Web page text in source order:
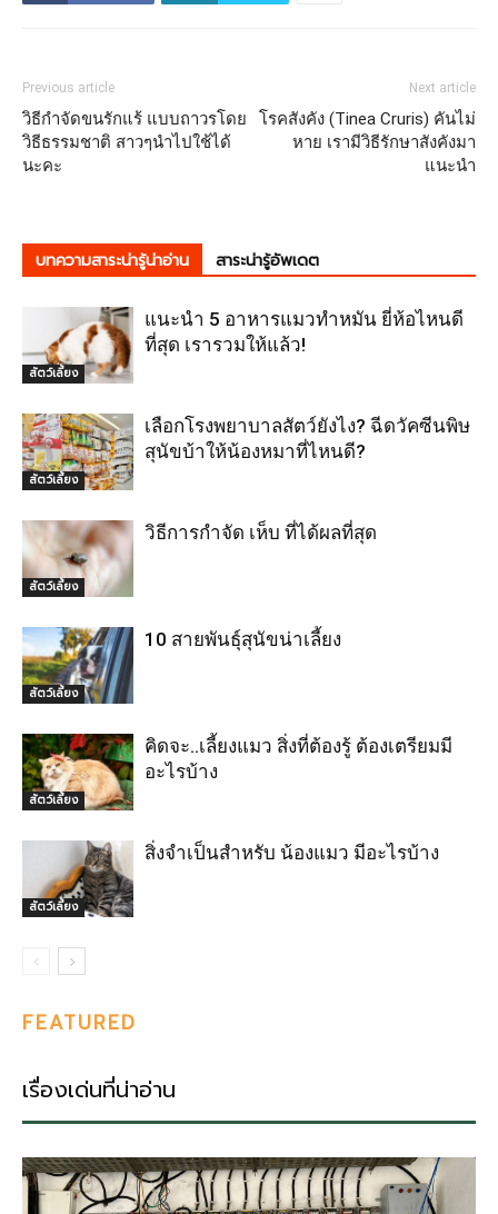
Previous article
วิธีกำจัดขนรักแร้ แบบถาวรโดย
วิธีธรรมชาติ สาวๆนำไปใช้ได้
นะคะ
Next article
โรคสังคัง (Tinea Cruris) คันไม่
หาย เรามีวิธีรักษาสังคังมา
แนะนำ
บทความสาระน่ารู้น่าอ่าน สาระน่ารู้อัพเดต
สัตว์เลี้ยง
แนะนำ 5 อาหารแมวทำหมัน ยี่ห้อไหนดี
ที่สุด เรารวมให้แล้ว!
สัตว์เลี้ยง
เลือกโรงพยาบาลสัตว์ยังไง? ฉีดวัคซีนพิษ
สุนัขบ้าให้น้องหมาที่ไหนดี?
สัตว์เลี้ยง
วิธีการกำจัด เห็บ ที่ได้ผลที่สุด
สัตว์เลี้ยง
10 สายพันธุ์สุนัขน่าเลี้ยง
สัตว์เลี้ยง
คิดจะ..เลี้ยงแมว สิ่งที่ต้องรู้ ต้องเตรียมมี
อะไรบ้าง
สัตว์เลี้ยง
สิ่งจำเป็นสำหรับ น้องแมว มีอะไรบ้าง
FEATURED
เรื่องเด่นที่น่าอ่าน